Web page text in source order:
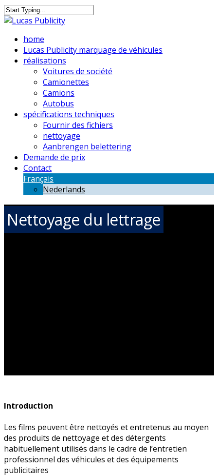
Skip
to
content
Close
Menuhome
Lucas Publicity marquage de véhicules
réalisations
Voitures de société
Camionettes
Camions
Autobus
spécifications techniques
Fournir des fichiers
nettoyage
Aanbrengen belettering
Demande de prix
Contact
Français
Nederlands
Nettoyage du lettrage
Introduction
Les films peuvent être nettoyés et entretenus au moyen
des produits de nettoyage et des détergents
habituellement utilisés dans le cadre de l’entretien
professionnel des véhicules et des équipements
publicitaires